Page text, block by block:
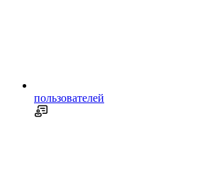
пользователей